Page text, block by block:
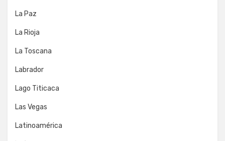
La Paz
La Rioja
La Toscana
Labrador
Lago Titicaca
Las Vegas
Latinoamérica